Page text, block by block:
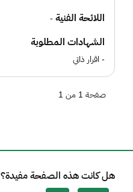
اللائحة الفنية -
الشهادات المطلوبة
- اقرار ذاتي
صفحة 1 من 1
هل كانت هذه الصفحة مفيدة؟